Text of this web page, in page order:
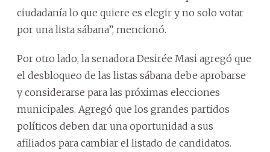
ciudadanía lo que quiere es elegir y no solo votar
por una lista sábana”, mencionó.
Por otro lado, la senadora Desirée Masi agregó que
el desbloqueo de las listas sábana debe aprobarse
y considerarse para las próximas elecciones
municipales. Agregó que los grandes partidos
políticos deben dar una oportunidad a sus
afiliados para cambiar el listado de candidatos.